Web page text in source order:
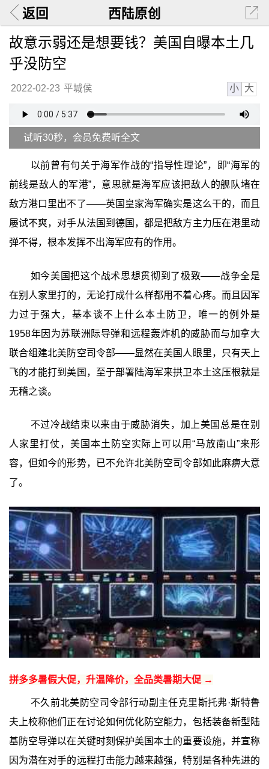
返回 西陆原创
故意示弱还是想要钱？美国自曝本土几
乎没防空
2022-02-23 平城侯 小 大
试听30秒，会员免费听全文
以前曾有句关于海军作战的“指导性理论”，即“海军的
前线是敌人的军港”，意思就是海军应该把敌人的舰队堵在
敌方港口里出不了——英国皇家海军确实是这么干的，而且
屡试不爽，对手从法国到德国，都是把敌方主力压在港里动
弹不得，根本发挥不出海军应有的作用。
如今美国把这个战术思想贯彻到了极致——战争全是
在别人家里打的，无论打成什么样都用不着心疼。而且因军
力过于强大，基本谈不上什么本土防卫，唯一的例外是
1958年因为苏联洲际导弹和远程轰炸机的威胁而与加拿大
联合组建北美防空司令部——显然在美国人眼里，只有天上
飞的才能打到美国，至于部署陆海军来拱卫本土这压根就是
无稽之谈。
不过冷战结束以来由于威胁消失，加上美国总是在别
人家里打仗，美国本土防空实际上可以用“马放南山”来形
容，但如今的形势，已不允许北美防空司令部如此麻痹大意
了。
拼多多暑假大促，升温降价，全品类暑期大促 →
不久前北美防空司令部行动副主任克里斯托弗·斯特鲁
夫上校称他们正在讨论如何优化防空能力，包括装备新型陆
基防空导弹以在关键时刻保护美国本土的重要设施，并宣称
因为潜在对手的远程打击能力越来越强，特别是各种先进的